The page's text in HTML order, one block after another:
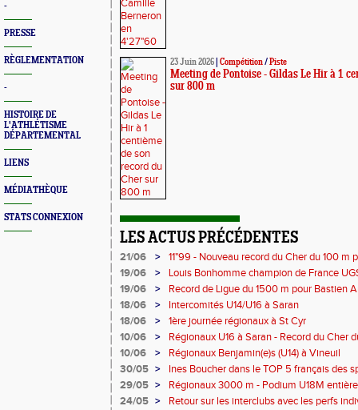
-
PRESSE
RÈGLEMENTATION
-
HISTOIRE DE
L'ATHLÉTISME
DÉPARTEMENTAL
LIENS
MÉDIATHÈQUE
STATS CONNEXION
23 Juin 2026 Compétition/Piste
Meeting de Pontoise - Gildas Le Hir à 1
sur 800 m
LES ACTUS PRÉCÉDENTES
21/06 >
11"99 - Nouveau record du Cher du 100 m
19/06
>
Louis Bonhomme champion de France
5'45"83
19/06 >
Record de Ligue du 1500 m pour Bastien
18/06
>
Intercomités U14/U16 à Saran
18/06
>
1ère journée régionaux à St Cyr
10/06
>
Régionaux U16 à Saran - Record du Cher
Bonhomme - 2'38"80
10/06 >
Régionaux Benjamin(e)s (U14) à Vineuil
30/05 >
Ines Boucher dans le TOP 5 français des
29/05 >
Régionaux 3000 m - Podium U18M
24/05 >
Retour sur les interclubs avec les perfs